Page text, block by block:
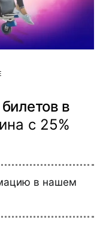
в
с 25%
в нашем